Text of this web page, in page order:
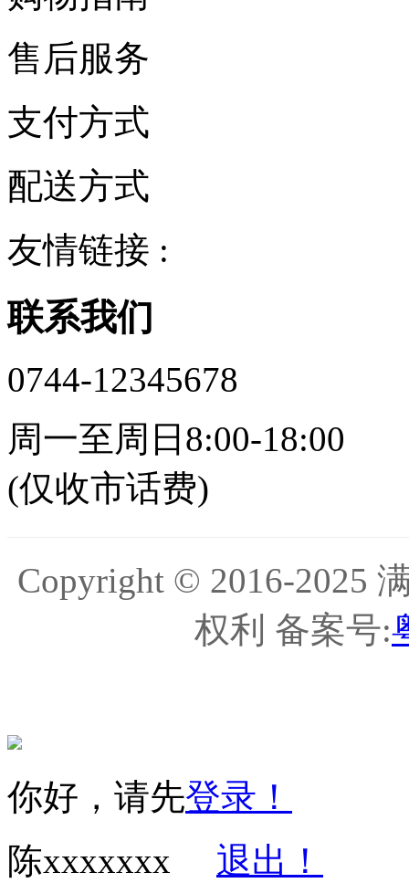
售后服务
支付方式
配送方式
友情链接 :
联系我们
0744-12345678
周一至周日8:00-18:00
(仅收市话费)
Copyright © 2016-2025
权利 备案号:
你好，请先登录！
陈xxxxxxx
退出！